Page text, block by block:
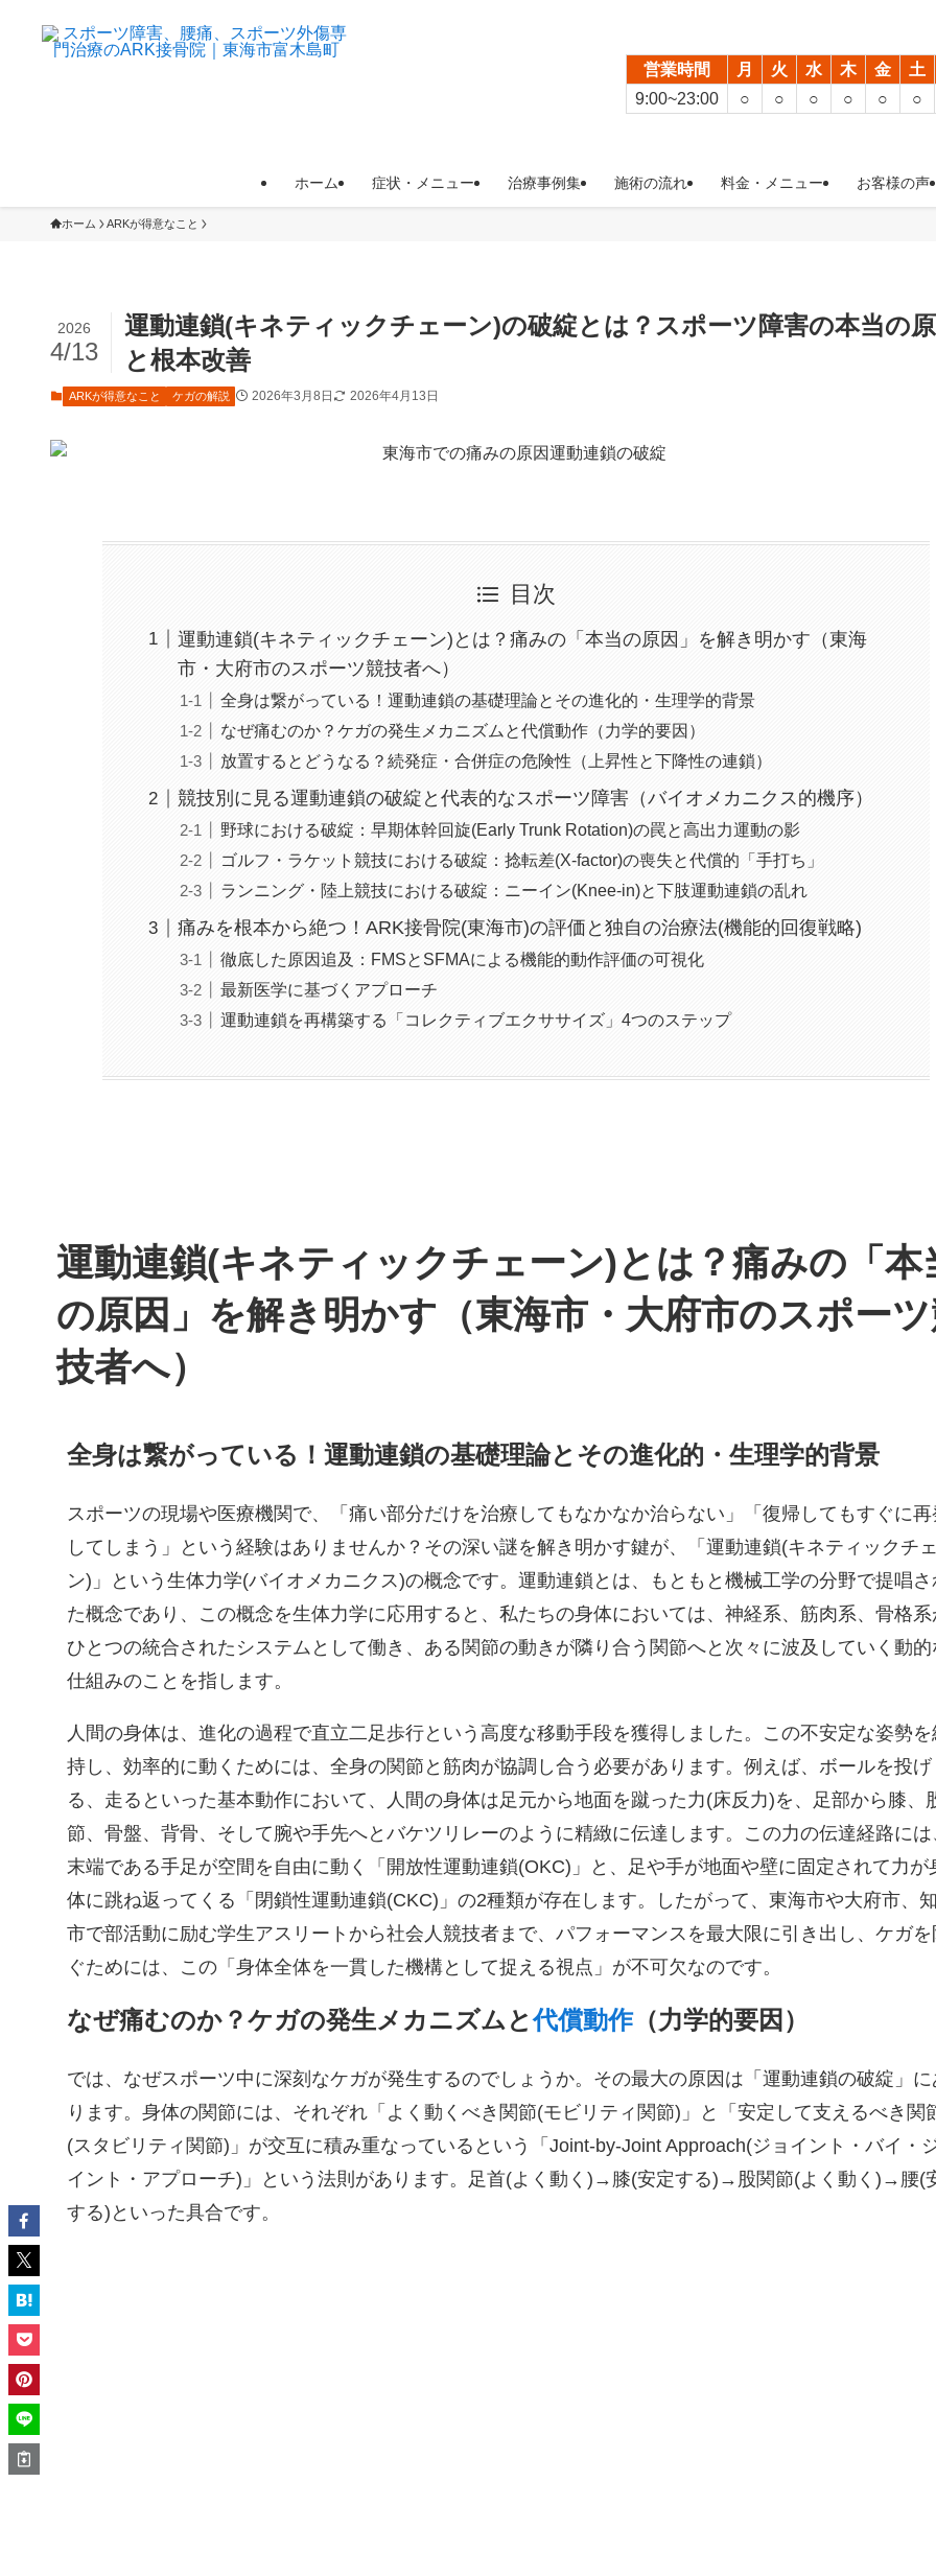
ホーム 症状・メニュー 治療事例集 施術の流れ 料金・メニュー お客様の声
営業時間 月 火 水 木 金 土
9:00~23:00
○ ○ ○ ○ ○ ○
ホーム ARKが得意なこと
運動連鎖(キネティックチェーン)の破綻とは？スポーツ障害の本当の
と根本改善
2026
4/13
ARKが得意なこと ケガの解説 2026年3月8日 2026年4月13日
目次
運動連鎖(キネティックチェーン)とは？痛みの「本当の原因」を解き明かす（東海
市・大府市のスポーツ競技者へ）
全身は繋がっている！運動連鎖の基礎理論とその進化的・生理学的背景
なぜ痛むのか？ケガの発生メカニズムと代償動作（力学的要因）
放置するとどうなる？続発症・合併症の危険性（上昇性と下降性の連鎖）
競技別に見る運動連鎖の破綻と代表的なスポーツ障害（バイオメカニクス的機序）
野球における破綻：早期体幹回旋(Early Trunk Rotation)の罠と高出力運動の影
ゴルフ・ラケット競技における破綻：捻転差(X-factor)の喪失と代償的「手打ち」
ランニング・陸上競技における破綻：ニーイン(Knee-in)と下肢運動連鎖の乱れ
痛みを根本から絶つ！ARK接骨院(東海市)の評価と独自の治療法(機能的回復戦略)
徹底した原因追及：FMSとSFMAによる機能的動作評価の可視化
最新医学に基づくアプローチ
運動連鎖を再構築する「コレクティブエクササイズ」4つのステップ
運動連鎖(キネティックチェーン)とは？痛みの「本
の原因」を解き明かす（東海市・大府市のスポー
技者へ）
全身は繋がっている！運動連鎖の基礎理論とその進化的・生理学的背景
スポーツの現場や医療機関で、「痛い部分だけを治療してもなかなか治らない」「復帰してもすぐに再
してしまう」という経験はありませんか？その深い謎を解き明かす鍵が、「運動連鎖(キネティックチ
ン)」という生体力学(バイオメカニクス)の概念です。運動連鎖とは、もともと機械工学の分野で提唱さ
た概念であり、この概念を生体力学に応用すると、私たちの身体においては、神経系、筋肉系、骨格系
ひとつの統合されたシステムとして働き、ある関節の動きが隣り合う関節へと次々に波及していく動的
仕組みのことを指します。
人間の身体は、進化の過程で直立二足歩行という高度な移動手段を獲得しました。この不安定な姿勢を
持し、効率的に動くためには、全身の関節と筋肉が協調し合う必要があります。例えば、ボールを投げ
る、走るといった基本動作において、人間の身体は足元から地面を蹴った力(床反力)を、足部から膝、
節、骨盤、背骨、そして腕や手先へとバケツリレーのように精緻に伝達します。この力の伝達経路には
末端である手足が空間を自由に動く「開放性運動連鎖(OKC)」と、足や手が地面や壁に固定されて力が
体に跳ね返ってくる「閉鎖性運動連鎖(CKC)」の2種類が存在します。したがって、東海市や大府市、
市で部活動に励む学生アスリートから社会人競技者まで、パフォーマンスを最大限に引き出し、ケガを
ぐためには、この「身体全体を一貫した機構として捉える視点」が不可欠なのです。
なぜ痛むのか？ケガの発生メカニズムと代償動作（力学的要因）
では、なぜスポーツ中に深刻なケガが発生するのでしょうか。その最大の原因は「運動連鎖の破綻」に
ります。身体の関節には、それぞれ「よく動くべき関節(モビリティ関節)」と「安定して支えるべき関
(スタビリティ関節)」が交互に積み重なっているという「Joint-by-Joint Approach(ジョイント・バイ・
イント・アプローチ)」という法則があります。足首(よく動く)→膝(安定する)→股関節(よく動く)→腰(
する)といった具合です。